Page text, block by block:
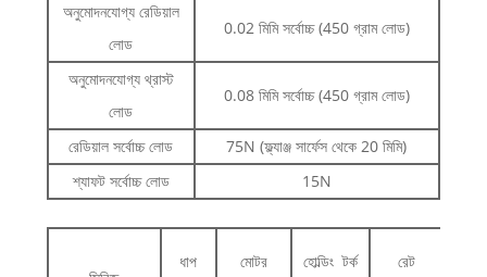
অনুমোদনযোগ্য রেডিয়াল
লোড
0.02 মিমি সর্বোচ্চ (450 গ্রাম লোড)
অনুমোদনযোগ্য থ্রাস্ট
লোড
0.08 মিমি সর্বোচ্চ (450 গ্রাম লোড)
রেডিয়াল সর্বোচ্চ লোড
75N (ফ্ল্যাঞ্জ সার্ফেস থেকে 20 মিমি)
শ্যাফট সর্বোচ্চ লোড
15N
ধাপ
মোটর
হোল্ডিং টর্ক
রেট